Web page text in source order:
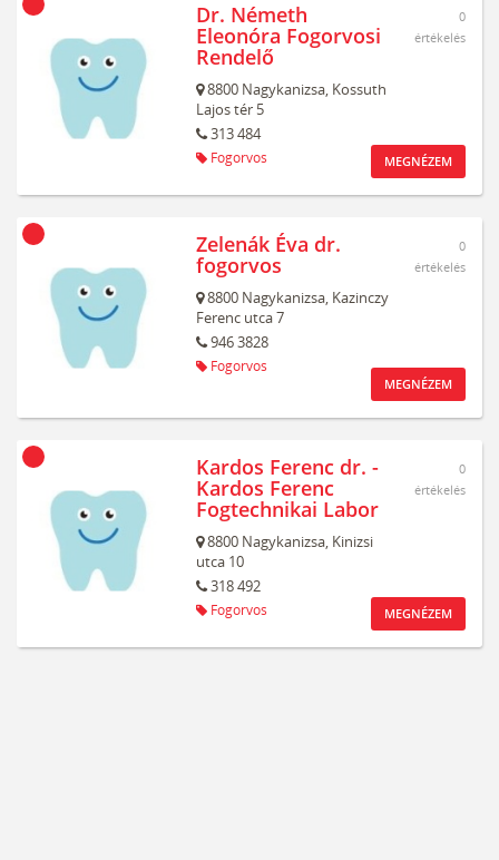
Dr. Németh
Eleonóra Fogorvosi
Rendelő
8800 Nagykanizsa, Kossuth
Lajos tér 5
313 484
Fogorvos
0
értékelés
MEGNÉZEM
Zelenák Éva dr.
fogorvos
8800 Nagykanizsa, Kazinczy
Ferenc utca 7
946 3828
Fogorvos
0
értékelés
MEGNÉZEM
Kardos Ferenc dr. -
Kardos Ferenc
Fogtechnikai Labor
8800 Nagykanizsa, Kinizsi
utca 10
318 492
Fogorvos
0
értékelés
MEGNÉZEM